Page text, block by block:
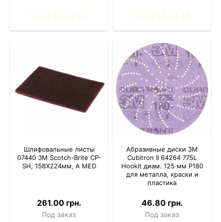
Шлифовальные листы
07440 3M Scotch-Brite CP-
SH, 158X224мм, A MED
261.00 грн.
Под заказ
Абразивные диски 3M
Cubitron II 64264 775L
Hookit диам. 125 мм P180
для металла, краски и
пластика
46.80 грн.
Под заказ